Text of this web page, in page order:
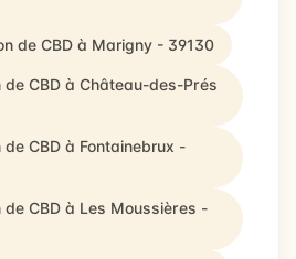
de CBD à Marigny - 39130
CBD à Château-des-Prés
CBD à Fontainebrux -
CBD à Les Moussières -